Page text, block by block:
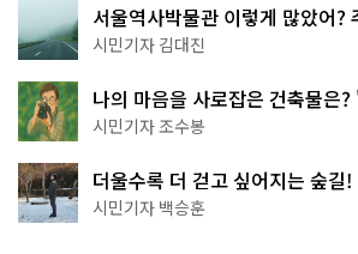
서울역사박물관 이렇게 많았어?
나는 역사 산책
시민기자 김대진
나의 마음을 사로잡은 건축물은
상작 공개!
시민기자 조수봉
더울수록 더 걷고 싶어지는 숲길
코스'
시민기자 백승훈